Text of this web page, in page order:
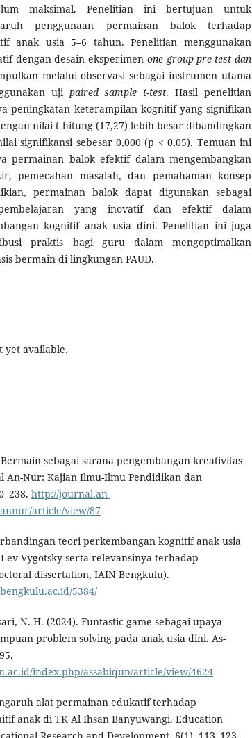
maksimal. Penelitian ini bertujuan untuk
penggunaan permainan balok terhadap
anak usia 5–6 tahun. Penelitian menggunakan
dengan desain eksperimen one group pre-test dan
melalui observasi sebagai instrumen utama
uji paired sample t-test. Hasil penelitian
peningkatan keterampilan kognitif yang signifikan
nilai t hitung (17,27) lebih besar dibandingkan
signifikansi sebesar 0,000 (p < 0,05). Temuan ini
permainan balok efektif dalam mengembangkan
pemecahan masalah, dan pemahaman konsep
permainan balok dapat digunakan sebagai
yang inovatif dan efektif dalam
kognitif anak usia dini. Penelitian ini juga
praktis bagi guru dalam mengoptimalkan
bermain di lingkungan PAUD.
yet available.
sebagai sarana pengembangan kreativitas
An-Nur: Kajian Ilmu-Ilmu Pendidikan dan
http://journal.an-
article/view/87
teori perkembangan kognitif anak usia
Vygotsky serta relevansinya terhadap
dissertation, IAIN Bengkulu).
5384/
N. H. (2024). Funtastic game sebagai upaya
problem solving pada anak usia dini. As-
index.php/assabiqun/article/view/4624
alat permainan edukatif terhadap
anak di TK Al Ihsan Banyuwangi. Education